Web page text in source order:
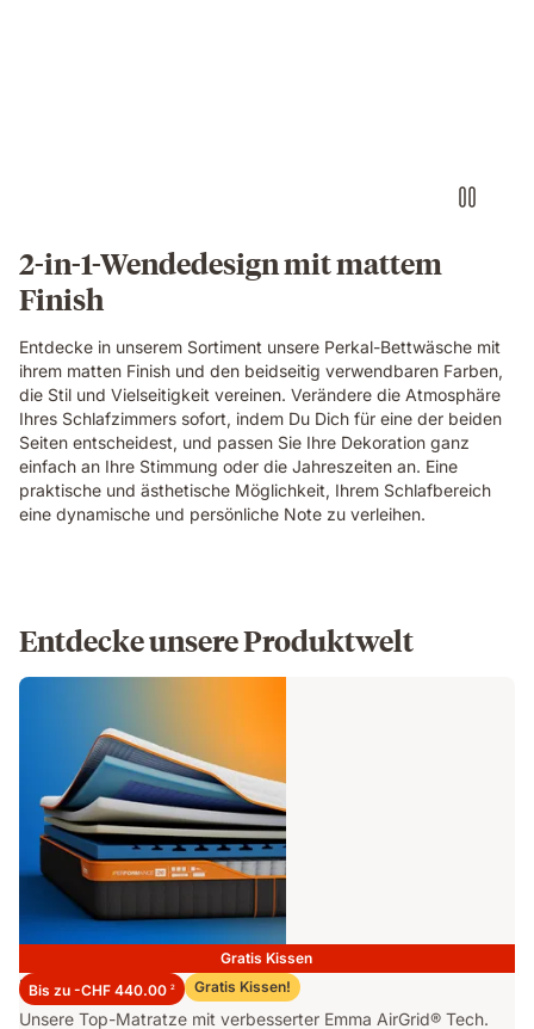
2-in-1-Wendedesign mit mattem
Finish
Entdecke in unserem Sortiment unsere Perkal-Bettwäsche mit
ihrem matten Finish und den beidseitig verwendbaren Farben,
die Stil und Vielseitigkeit vereinen. Verändere die Atmosphäre
Ihres Schlafzimmers sofort, indem Du Dich für eine der beiden
Seiten entscheidest, und passen Sie Ihre Dekoration ganz
einfach an Ihre Stimmung oder die Jahreszeiten an. Eine
praktische und ästhetische Möglichkeit, Ihrem Schlafbereich
eine dynamische und persönliche Note zu verleihen.
Entdecke unsere Produktwelt
Gratis Kissen
Bis zu -CHF 440.00 2 Gratis Kissen!
Emma Performance 26 Matratze
Unsere Top-Matratze mit verbesserter Emma AirGrid® Tech.